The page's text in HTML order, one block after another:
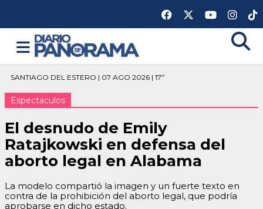
SANTIAGO DEL ESTERO | 07 AGO 2026 | 17º
Espectaculos
El desnudo de Emily
Ratajkowski en defensa del
aborto legal en Alabama
La modelo compartió la imagen y un fuerte texto en
contra de la prohibición del aborto legal, que podría
aprobarse en dicho estado.